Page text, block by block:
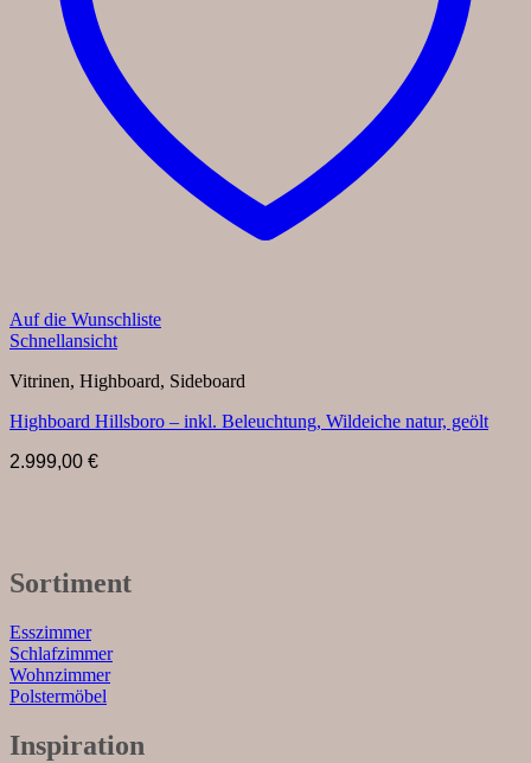
Auf die Wunschliste
Schnellansicht
Vitrinen, Highboard, Sideboard
Highboard Hillsboro – inkl. Beleuchtung, Wildeiche natur, geölt
2.999,00 €
Sortiment
Esszimmer
Schlafzimmer
Wohnzimmer
Polstermöbel
Inspiration